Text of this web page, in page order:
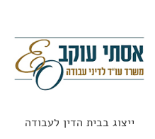
ייצוג בבית הדין לעבודה